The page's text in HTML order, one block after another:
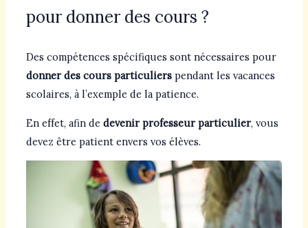
pour donner des cours ?
Des compétences spécifiques sont nécessaires pour
donner des cours particulierspendant les vacances
scolaires, à l’exemple de la patience.
En effet, afin de devenir professeur particulier, vous
devez être patient envers vos élèves.